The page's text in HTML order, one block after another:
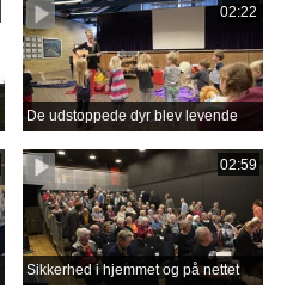
02:22
De udstoppede dyr blev levende
02:59
Sikkerhed i hjemmet og på nettet